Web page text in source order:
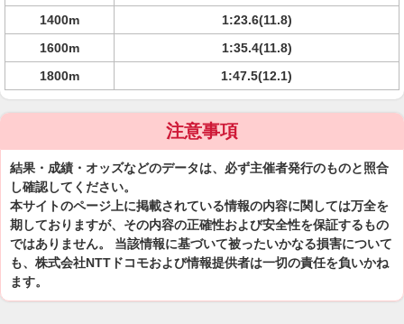
1400m
1:23.6(11.8)
1600m
1:35.4(11.8)
1800m
1:47.5(12.1)
注意事項
結果・成績・オッズなどのデータは、必ず主催者発行のものと照合
し確認してください。
本サイトのページ上に掲載されている情報の内容に関しては万全を
期しておりますが、その内容の正確性および安全性を保証するもの
ではありません。 当該情報に基づいて被ったいかなる損害について
も、株式会社NTTドコモおよび情報提供者は一切の責任を負いかね
ます。